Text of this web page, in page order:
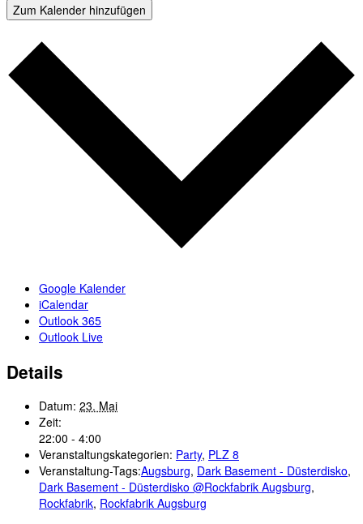
Zum Kalender hinzufügen
Google Kalender
iCalendar
Outlook 365
Outlook Live
Details
Datum: 23. Mai
Zeit:
22:00 - 4:00
Veranstaltungskategorien: Party, PLZ 8
Veranstaltung-Tags:Augsburg, Dark Basement - Düsterdisko,
Dark Basement - Düsterdisko @Rockfabrik Augsburg,
Rockfabrik, Rockfabrik Augsburg